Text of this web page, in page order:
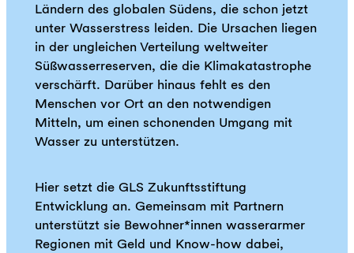
Ländern des globalen Südens, die schon jetzt
unter Wasserstress leiden. Die Ursachen liegen
in der ungleichen Verteilung weltweiter
Süßwasserreserven, die die Klimakatastrophe
verschärft. Darüber hinaus fehlt es den
Menschen vor Ort an den notwendigen
Mitteln, um einen schonenden Umgang mit
Wasser zu unterstützen.
Hier setzt die GLS Zukunftsstiftung
Entwicklung an. Gemeinsam mit Partnern
unterstützt sie Bewohner*innen wasserarmer
Regionen mit Geld und Know-how dabei,